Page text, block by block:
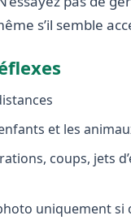
s’il semble
et les
coups, jets
uniquement si